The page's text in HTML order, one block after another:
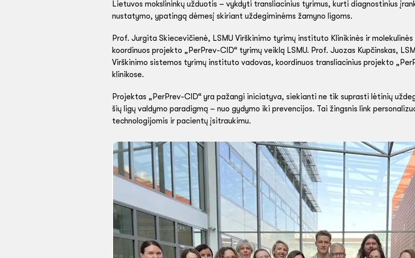
Lietuvos mokslininkų užduotis – vykdyti transliacinius tyrimus, kurti diagnostinius
nustatymo, ypatingą dėmesį skiriant uždegiminėms žarnyno ligoms.
Prof. Jurgita Skiecevičienė, LSMU Virškinimo tyrimų instituto Klinikinės ir
koordinuos projekto „PerPrev-CID“ tyrimų veiklą LSMU. Prof. Juozas Kupčinskas,
Virškinimo sistemos tyrimų instituto vadovas, koordinuos transliacinius projekto
klinikose.
Projektas „PerPrev-CID“ yra pažangi iniciatyva, siekianti ne tik suprasti lėtinių
šių ligų valdymo paradigmą – nuo gydymo iki prevencijos. Tai žingsnis link
technologijomis ir pacientų įsitraukimu.